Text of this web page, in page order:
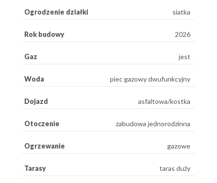
Ogrodzenie działki siatka
Rok budowy 2026
Gaz jest
Woda piec gazowy dwufunkcyjny
Dojazd asfaltowa/kostka
Otoczenie zabudowa jednorodzinna
Ogrzewanie gazowe
Tarasy taras duży